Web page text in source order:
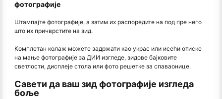
фотографије
Штампајте фотографије, а затим их распоредите на под пре него
што их причврстите на зид.
Комплетан колаж можете задржати као украс или исећи отиске
на мање фотографије за ДИИ изгледе, зидове бајковите
светлости, дисплеје стола или фото решетке за спаваонице.
Савети да ваш зид фотографије изгледа
боље